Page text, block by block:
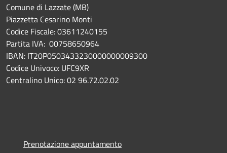
Comune di Lazzate (MB)
Piazzetta Cesarino Monti
Codice Fiscale: 03611240155
Partita IVA: 00758650964
IBAN: IT20P0503433230000000009300
Codice Univoco: UFC9XR
Centralino Unico: 02 96.72.02.02
Prenotazione appuntamento